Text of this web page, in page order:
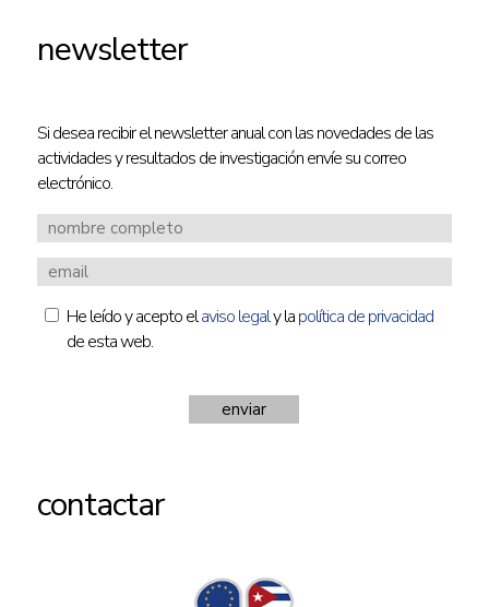
newsletter
Si desea recibir el newsletter anual con las novedades de las
actividades y resultados de investigación envíe su correo
electrónico.
He leído y acepto elaviso legaly lapolítica de privacidad
de esta web.
contactar